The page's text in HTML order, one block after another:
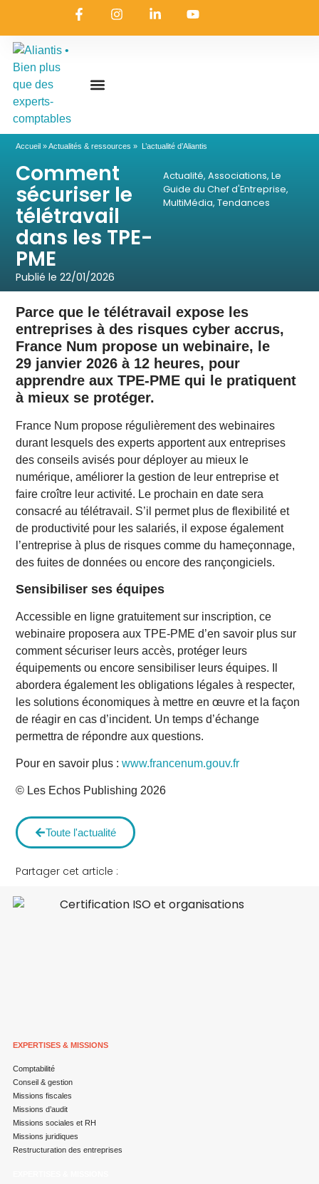
Accueil »Actualités & ressources » L’actualité d’Aliantis
Comment
sécuriser le
télétravail
dans les TPE-
PME
Publié le22/01/2026
Actualité, Associations, Le
Guide du Chef d'Entreprise,
MultiMédia, Tendances
Parce que le télétravail expose les
entreprises à des risques cyber accrus,
France Num propose un webinaire, le
29 janvier 2026 à 12 heures, pour
apprendre aux TPE-PME qui le pratiquent
à mieux se protéger.
France Num propose régulièrement des webinaires
durant lesquels des experts apportent aux entreprises
des conseils avisés pour déployer au mieux le
numérique, améliorer la gestion de leur entreprise et
faire croître leur activité. Le prochain en date sera
consacré au télétravail. S’il permet plus de flexibilité et
de productivité pour les salariés, il expose également
l’entreprise à plus de risques comme du hameçonnage,
des fuites de données ou encore des rançongiciels.
Sensibiliser ses équipes
Accessible en ligne gratuitement sur inscription, ce
webinaire proposera aux TPE-PME d’en savoir plus sur
comment sécuriser leurs accès, protéger leurs
équipements ou encore sensibiliser leurs équipes. Il
abordera également les obligations légales à respecter,
les solutions économiques à mettre en œuvre et la façon
de réagir en cas d’incident. Un temps d’échange
permettra de répondre aux questions.
Pour en savoir plus :www.francenum.gouv.fr
© Les Echos Publishing 2026
Toute l'actualité
Partager cet article :
EXPERTISES & MISSIONS
Comptabilité
Conseil & gestion
Missions fiscales
Missions d’audit
Missions sociales et RH
Missions juridiques
Restructuration des entreprises